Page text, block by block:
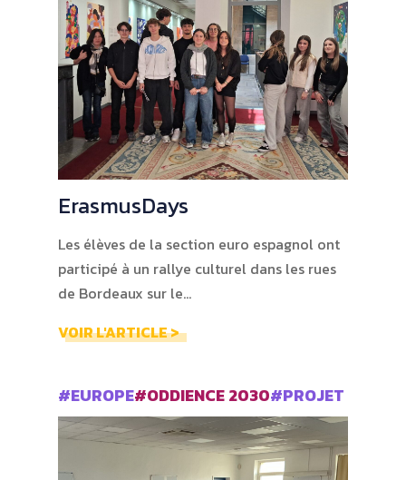
ErasmusDays
Les élèves de la section euro espagnol ont
participé à un rallye culturel dans les rues
de Bordeaux sur le…
VOIR L'ARTICLE >
#EUROPE#ODDIENCE 2030#PROJET